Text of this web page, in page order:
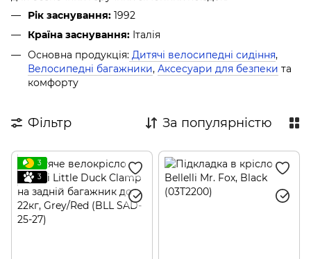
Рік заснування: 1992
Країна заснування: Італія
Основна продукція: Дитячі велосипедні сидіння,
Велосипедні багажники, Аксесуари для безпеки та
комфорту
Фільтр За популярністю
3
3